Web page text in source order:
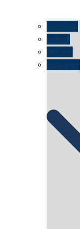
facebook
twitter
threads
instagram